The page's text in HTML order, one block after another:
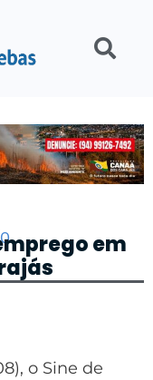
em
o Sine de